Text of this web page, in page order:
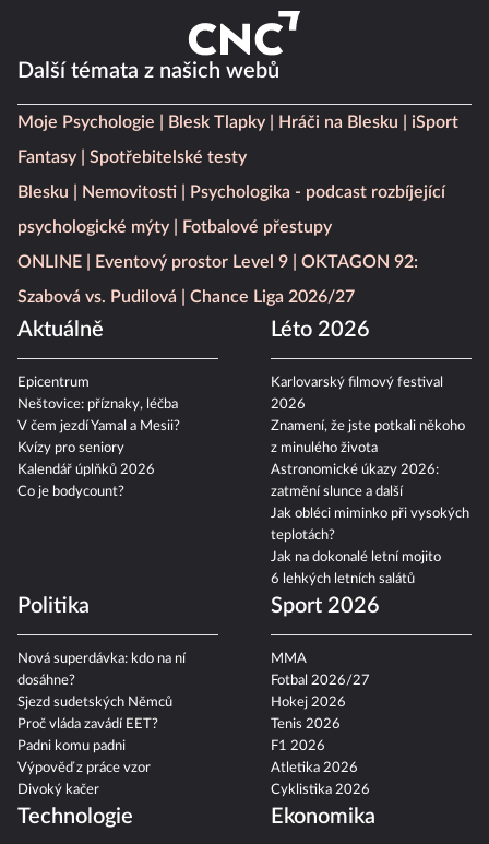
Další témata z našich webů
Moje Psychologie Blesk Tlapky Hráči na Blesku
iSport
Fantasy
Spotřebitelské testy
Blesku
Nemovitosti
Psychologika - podcast rozbíjející
psychologické mýty
Fotbalové přestupy
ONLINE
Eventový prostor Level 9
OKTAGON 92:
Szabová vs. Pudilová
Chance Liga 2026/27
Aktuálně
Epicentrum
Neštovice: příznaky, léčba
V čem jezdí Yamal a Mesii?
Kvízy pro seniory
Kalendář úplňků 2026
Co je bodycount?
Léto 2026
Karlovarský filmový festival
2026
Znamení, že jste potkali někoho
z minulého života
Astronomické úkazy 2026:
zatmění slunce a další
Jak obléci miminko při vysokých
teplotách?
Jak na dokonalé letní mojito
6 lehkých letních salátů
Politika
Nová superdávka: kdo na ní
dosáhne?
Sjezd sudetských Němců
Proč vláda zavádí EET?
Padni komu padni
Výpověď z práce vzor
Divoký kačer
Sport 2026
MMA
Fotbal 2026/27
Hokej 2026
Tenis 2026
F1 2026
Atletika 2026
Cyklistika 2026
Technologie Ekonomika